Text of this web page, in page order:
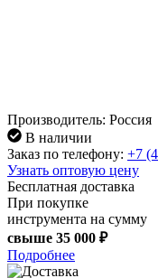
Производитель: Россия
В наличии
Заказ по телефону: +7
Узнать оптовую цену
Бесплатная доставка
При покупке
инструмента на сумму
свыше 35 000 ₽
Подробнее